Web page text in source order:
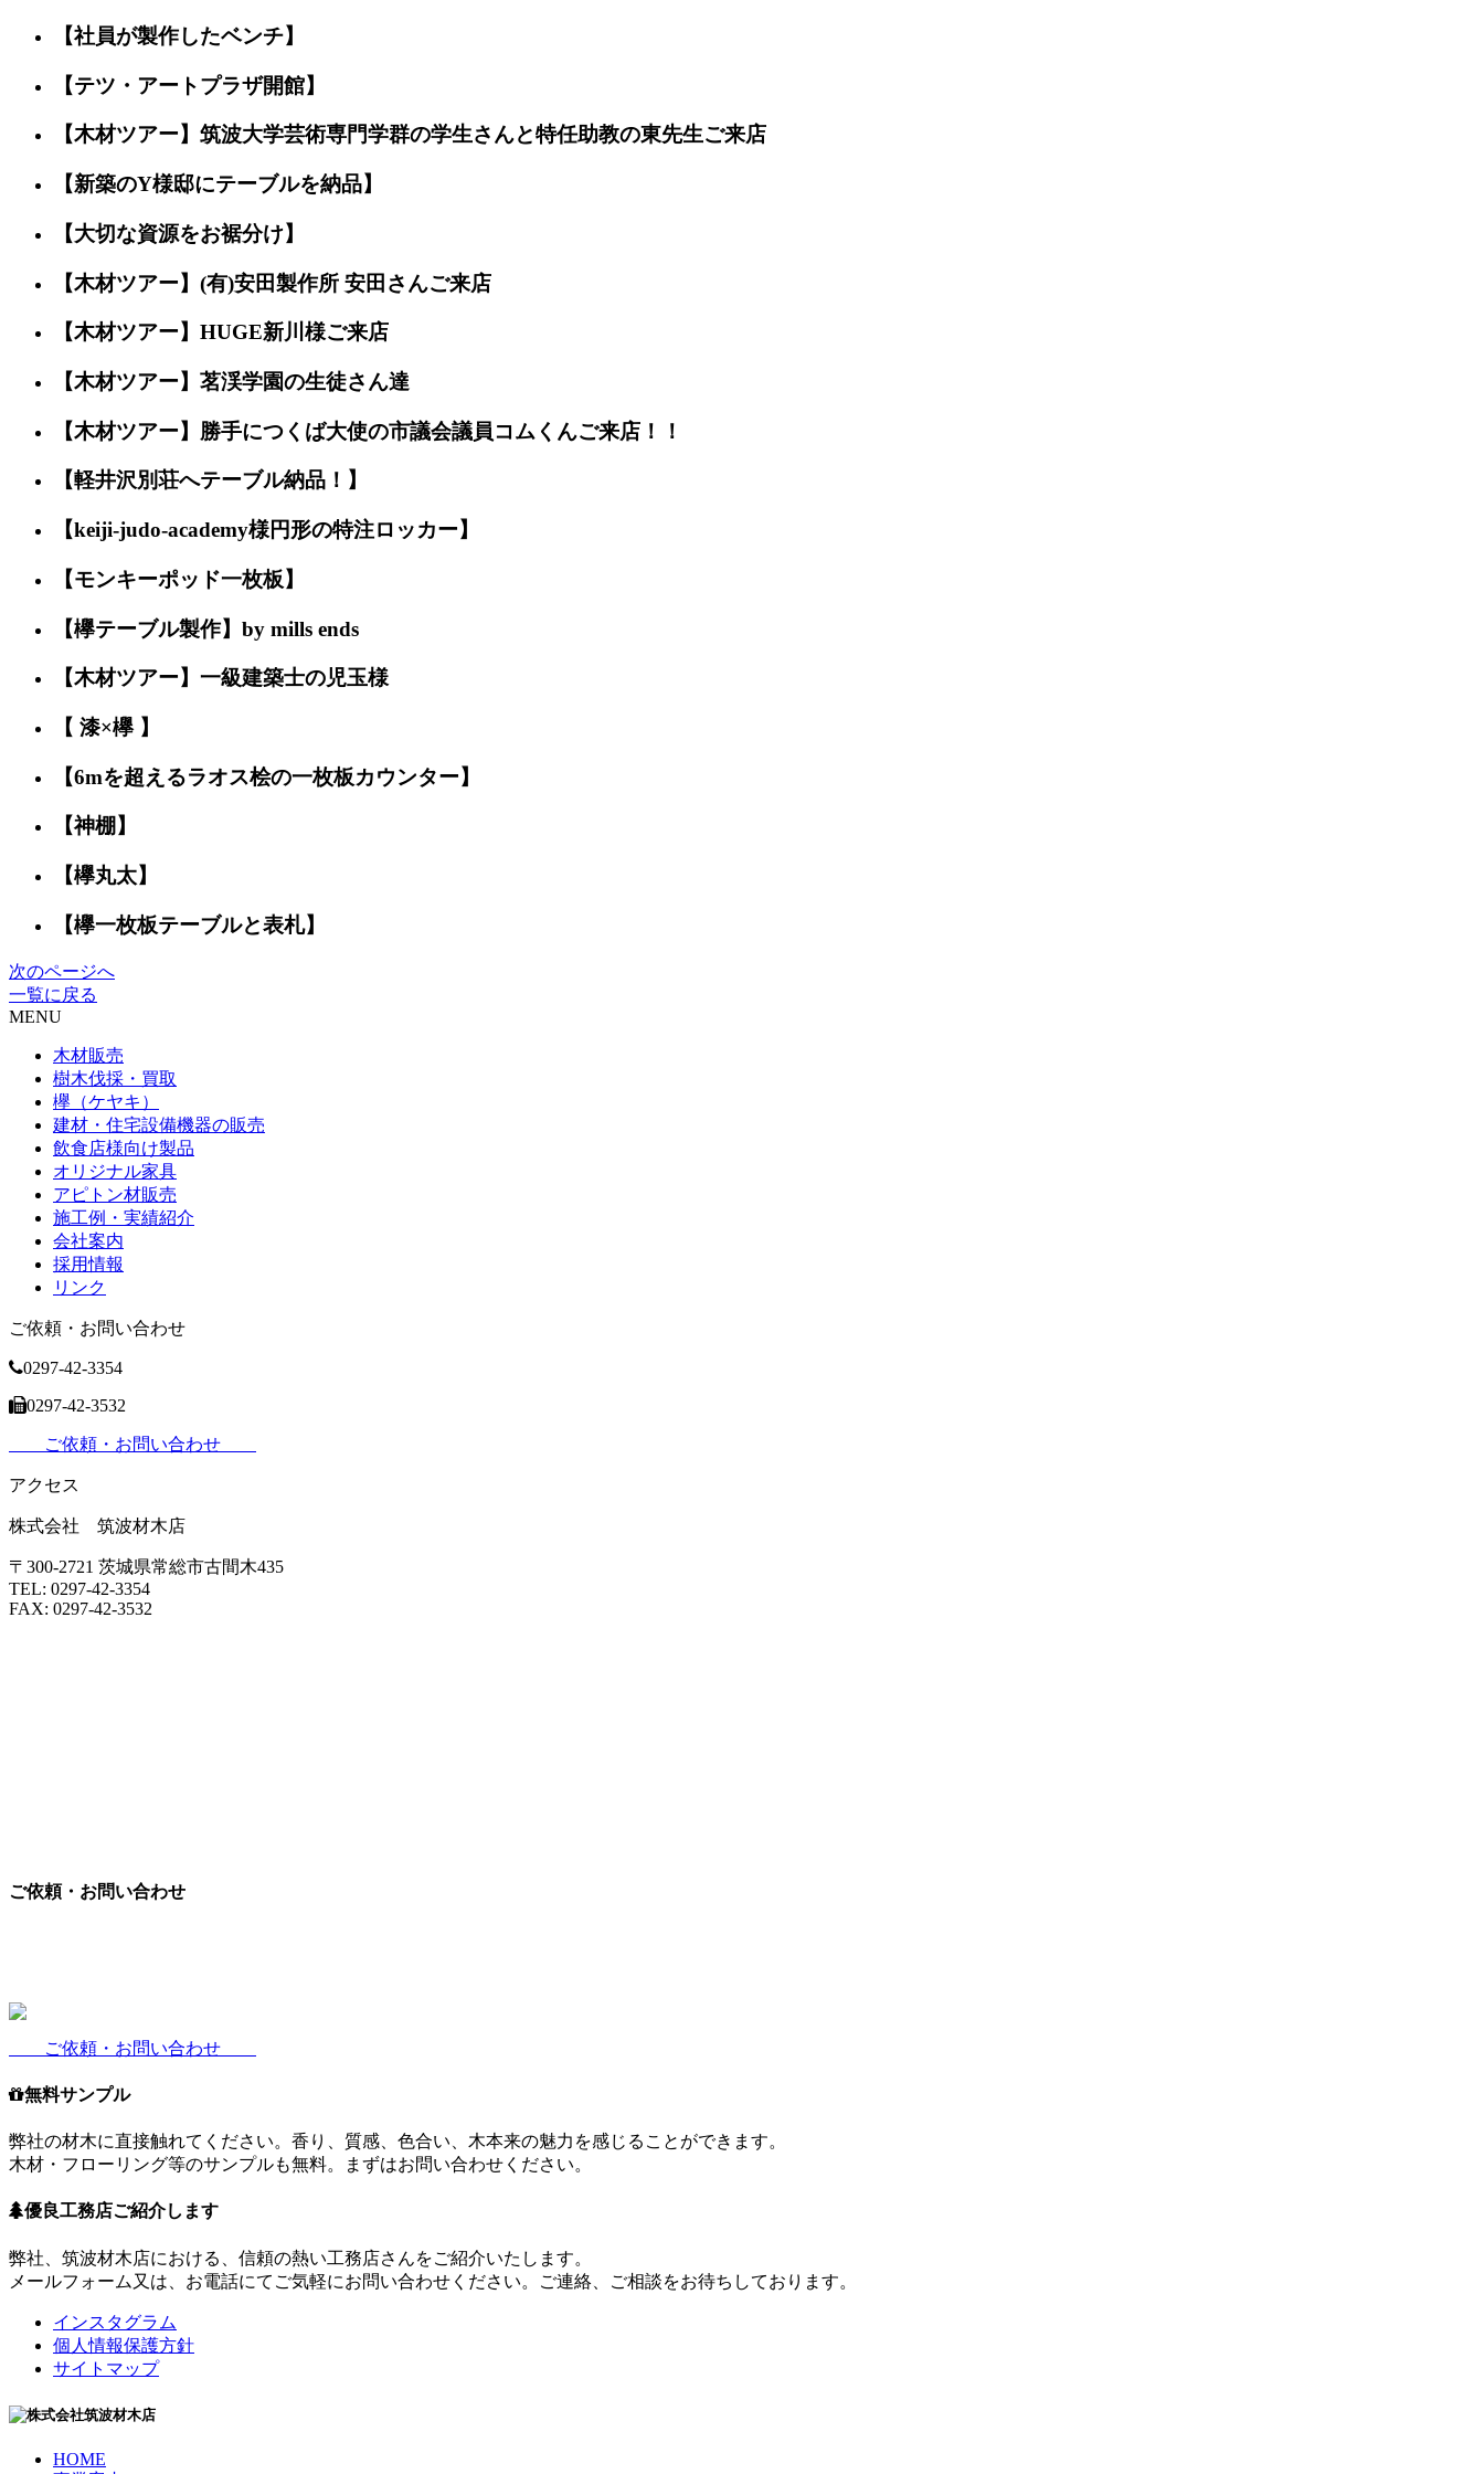
【社員が製作したベンチ】
【テツ・アートプラザ開館】
【木材ツアー】筑波大学芸術専門学群の学生さんと特任助教の東先生ご来店
【新築のY様邸にテーブルを納品】
【大切な資源をお裾分け】
【木材ツアー】(有)安田製作所 安田さんご来店
【木材ツアー】HUGE新川様ご来店
【木材ツアー】茗渓学園の生徒さん達
【木材ツアー】勝手につくば大使の市議会議員コムくんご来店！！
【軽井沢別荘へテーブル納品！】
【keiji-judo-academy様円形の特注ロッカー】
【モンキーポッド一枚板】
【欅テーブル製作】by mills ends
【木材ツアー】一級建築士の児玉様
【 漆×欅 】
【6mを超えるラオス桧の一枚板カウンター】
【神棚】
【欅丸太】
【欅一枚板テーブルと表札】
次のページへ
一覧に戻る
MENU
木材販売
樹木伐採・買取
欅（ケヤキ）
建材・住宅設備機器の販売
飲食店様向け製品
オリジナル家具
アピトン材販売
施工例・実績紹介
会社案内
採用情報
リンク
ご依頼・お問い合わせ
0297-42-3354
0297-42-3532
ご依頼・お問い合わせ
アクセス
株式会社 筑波材木店
〒300-2721 茨城県常総市古間木435
TEL: 0297-42-3354
FAX: 0297-42-3532
ご依頼・お問い合わせ
ご依頼・お問い合わせ
無料サンプル
弊社の材木に直接触れてください。香り、質感、色合い、木本来の魅力を感じることができます。
木材・フローリング等のサンプルも無料。まずはお問い合わせください。
優良工務店ご紹介します
弊社、筑波材木店における、信頼の熱い工務店さんをご紹介いたします。
メールフォーム又は、お電話にてご気軽にお問い合わせください。ご連絡、ご相談をお待ちしております。
インスタグラム
個人情報保護方針
サイトマップ
HOME